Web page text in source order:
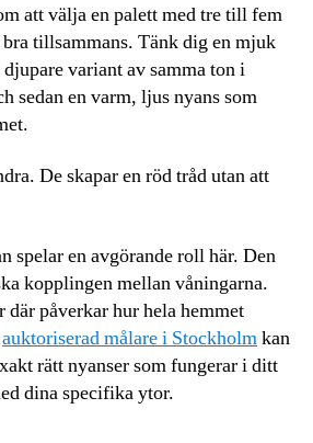
att välja en palett med tre till fem
bra tillsammans. Tänk dig en mjuk
variant av samma ton i
sedan en varm, ljus nyans som
De skapar en röd tråd utan att
spelar en avgörande roll här. Den
kopplingen mellan våningarna.
där påverkar hur hela hemmet
auktoriserad målare i Stockholmkan
rätt nyanser som fungerar i ditt
dina specifika ytor.